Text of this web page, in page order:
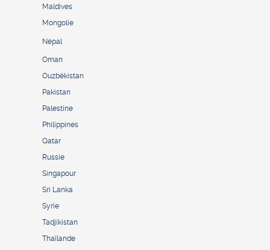
Maldives
Mongolie
Népal
Oman
Ouzbékistan
Pakistan
Palestine
Philippines
Qatar
Russie
Singapour
Sri Lanka
Syrie
Tadjikistan
Thaïlande